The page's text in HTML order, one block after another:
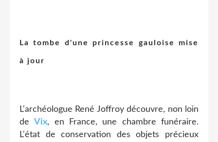
La tombe d'une princesse gauloise mise
à jour
L'archéologue René Joffroy découvre, non loin
deVix, en France, une chambre funéraire.
L'état de conservation des objets précieux